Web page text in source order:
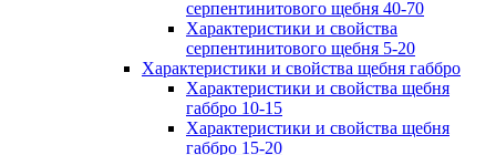
серпентинитового щебня 40-70
Характеристики и свойства
серпентинитового щебня 5-20
Характеристики и свойства щебня габбро
Характеристики и свойства щебня
габбро 10-15
Характеристики и свойства щебня
габбро 15-20